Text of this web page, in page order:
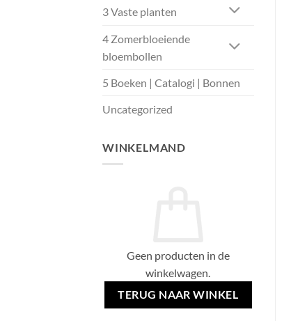
3 Vaste planten
4 Zomerbloeiende
bloembollen
5 Boeken | Catalogi | Bonnen
Uncategorized
WINKELMAND
Geen producten in de
winkelwagen.
TERUG NAAR WINKEL